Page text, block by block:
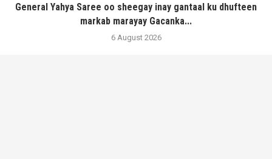
General Yahya Saree oo sheegay inay gantaal ku dhufteen
markab marayay Gacanka...
6 August 2026